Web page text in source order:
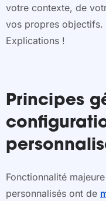
votre contexte, de
vos propres objectifs.
Explications !
Principes
Fonctionnalité
personnalisés ont de